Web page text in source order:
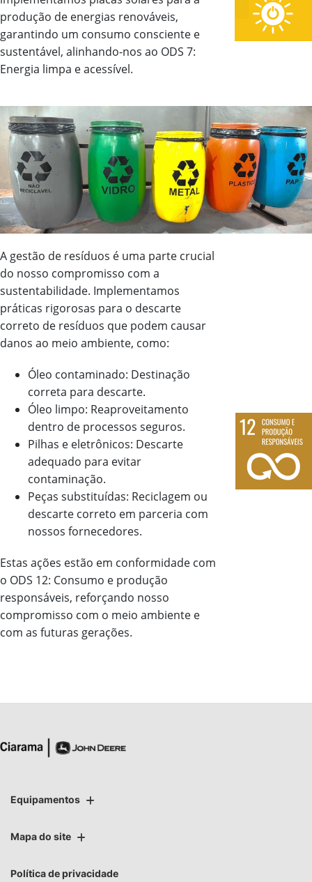
produção de energias renováveis,
garantindo um consumo consciente e
sustentável, alinhando-nos ao ODS 7:
Energia limpa e acessível.
A gestão de resíduos é uma parte crucial
do nosso compromisso com a
sustentabilidade. Implementamos
práticas rigorosas para o descarte
correto de resíduos que podem causar
danos ao meio ambiente, como:
Óleo contaminado: Destinação
correta para descarte.
Óleo limpo: Reaproveitamento
dentro de processos seguros.
Pilhas e eletrônicos: Descarte
adequado para evitar
contaminação.
Peças substituídas: Reciclagem ou
descarte correto em parceria com
nossos fornecedores.
Estas ações estão em conformidade com
o ODS 12: Consumo e produção
responsáveis, reforçando nosso
compromisso com o meio ambiente e
com as futuras gerações.
Equipamentos
Mapa do site
Política de privacidade